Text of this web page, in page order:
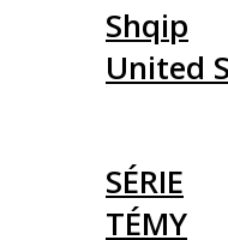
Shqip
United
SÉRIE
TÉMY